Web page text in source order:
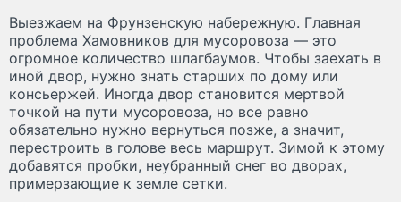
Выезжаем на Фрунзенскую набережную. Главная
проблема Хамовников для мусоровоза — это
огромное количество шлагбаумов. Чтобы заехать в
иной двор, нужно знать старших по дому или
консьержей. Иногда двор становится мертвой
точкой на пути мусоровоза, но все равно
обязательно нужно вернуться позже, а значит,
перестроить в голове весь маршрут. Зимой к этому
добавятся пробки, неубранный снег во дворах,
примерзающие к земле сетки.